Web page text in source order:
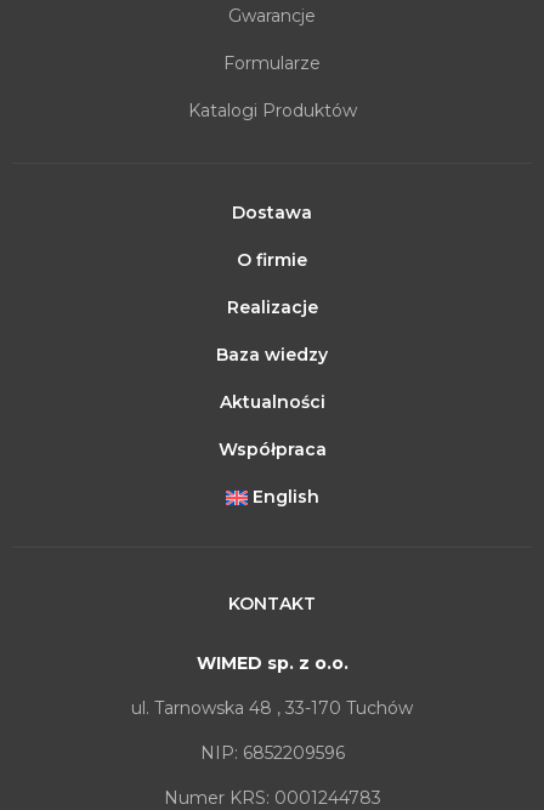
Gwarancje
Formularze
Katalogi Produktów
Dostawa
O firmie
Realizacje
Baza wiedzy
Aktualności
Współpraca
English
KONTAKT
WIMED sp. z o.o.
ul. Tarnowska 48 , 33-170 Tuchów
NIP: 6852209596
Numer KRS: 0001244783